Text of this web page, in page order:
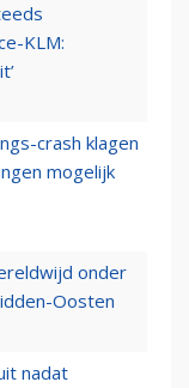
KLM:
crash klagen
mogelijk
onder
Oosten
nadat